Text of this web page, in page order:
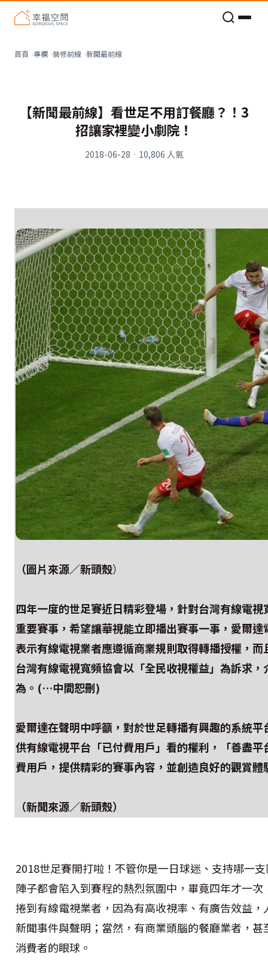
首頁 專欄 裝修前線 新聞最前線
【新聞最前線】看世足不用訂餐廳？！3
招讓家裡變小劇院！
2018-06-28 · 10,806 人氣
（圖片來源／新頭殼）
四年一度的世足賽近日精彩登場，針對台灣有線電
重要賽事，希望讓華視能立即播出賽事一事，愛爾
表示有線電視業者應遵循商業規則取得轉播授權，
台灣有線電視寬頻協會以「全民收視權益」為訴求
為。(…中間恕刪)
愛爾達在聲明中呼籲，對於世足轉播有興趣的系統
供有線電視平台「已付費用戶」看的權利，「善盡
費用戶，提供精彩的賽事內容，並創造良好的觀賞體
（新聞來源／新頭殼）
2018世足賽開打啦！不管你是一日球迷、支持哪一
陣子都會陷入到賽程的熱烈氛圍中，畢竟四年才一
捲到有線電視業者，因為有高收視率、有廣告效益
新聞事件與聲明；當然，有商業頭腦的餐廳業者，
消費者的眼球。